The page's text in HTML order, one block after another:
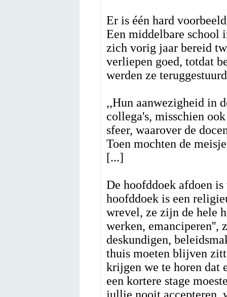
Er is één hard
Een middelbare school
zich vorig jaar bereid
verliepen goed, totdat
werden ze
,,Hun aanwezigheid in
collega's, misschien
sfeer, waarover de
Toen mochten de
[...]
De hoofddoek afdoen is
hoofddoek is een
wrevel, ze zijn de hele
werken, emanciperen'',
deskundigen,
thuis moeten blijven
krijgen we te horen dat
een kortere stage